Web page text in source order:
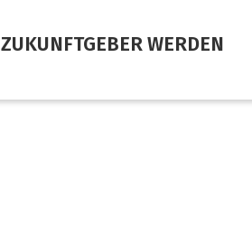
ZUKUNFTGEBER WERDEN